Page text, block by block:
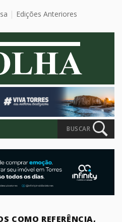
Edições Anteriores
BUSCAR
COMO REFERÊNCIA,